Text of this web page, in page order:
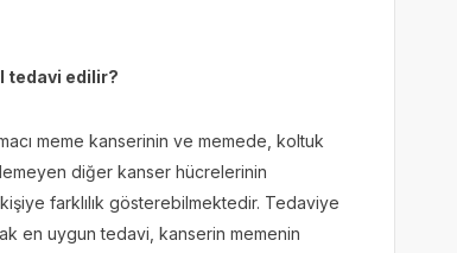
tedavi edilir?
meme kanserinin ve memede, koltuk
diğer kanser hücrelerinin
farklılık gösterebilmektedir. Tedaviye
en uygun tedavi, kanserin memenin